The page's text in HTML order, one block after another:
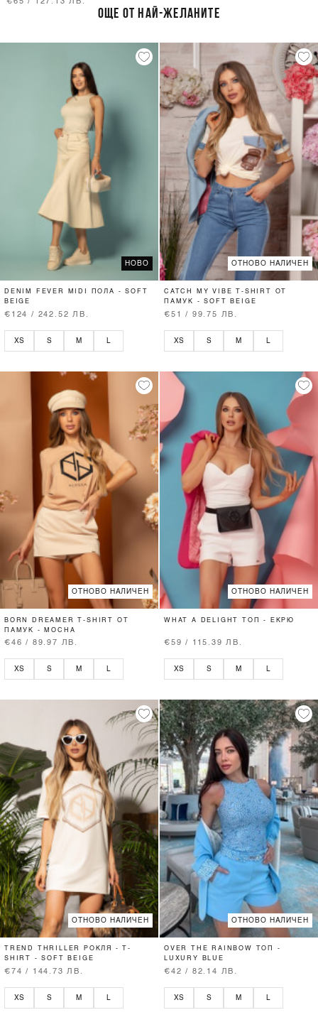
€65 / 127.13 ЛВ.
ОЩЕ ОТ НАЙ-ЖЕЛАНИТЕ
НОВО
DENIM FEVER MIDI ПОЛА - SOFT
BEIGE
€124 / 242.52 ЛВ.
XS S M
ОТНОВО НАЛИЧЕН
CATCH MY VIBE T-SHIRT ОТ
ПАМУК - SOFT BEIGE
€51 / 99.75 ЛВ.
XS S M
ОТНОВО НАЛИЧЕН
BORN DREAMER T-SHIRT ОТ
ПАМУК - MOCHA
€46 / 89.97 ЛВ.
XS S M L
ОТНОВО НАЛИЧЕН
WHAT A DELIGHT ТОП - ЕКРЮ
€59 / 115.39 ЛВ.
XS S M L
ОТНОВО НАЛИЧЕН
TREND THRILLER РОКЛЯ - T-
SHIRT - SOFT BEIGE
€74 / 144.73 ЛВ.
XS S M
ОТНОВО НАЛИЧЕН
OVER THE RAINBOW ТОП -
LUXURY BLUE
€42 / 82.14 ЛВ.
XS S M